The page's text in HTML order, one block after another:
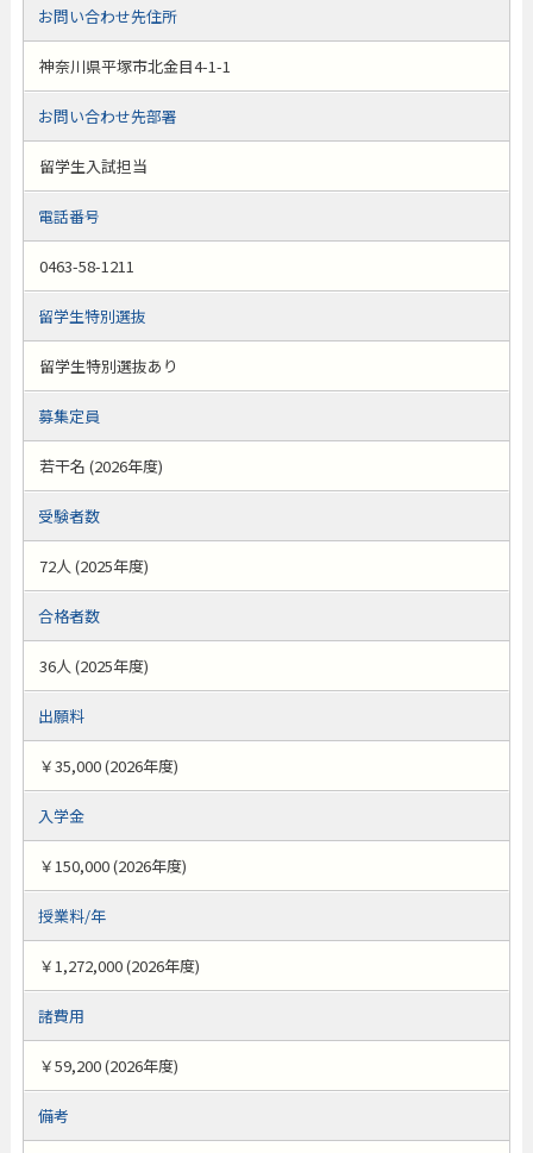
お問い合わせ先住所
神奈川県平塚市北金目4-1-1
お問い合わせ先部署
留学生入試担当
電話番号
0463-58-1211
留学生特別選抜
留学生特別選抜あり
募集定員
若干名 (2026年度)
受験者数
72人 (2025年度)
合格者数
36人 (2025年度)
出願料
￥35,000 (2026年度)
入学金
￥150,000 (2026年度)
授業料/年
￥1,272,000 (2026年度)
諸費用
￥59,200 (2026年度)
備考